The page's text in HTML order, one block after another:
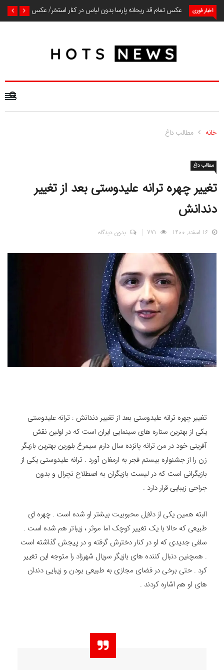
اخبار فوری عکس تمام قد ریحانه پارسا بدون لباس در کنار استخر/ عکس
خانه مطالب داغ
مطالب داغ
تغییر چهره ترانه علیدوستی بعد از تغییر
دندانش
16 اسفند, 1400 بدون دیدگاه
تغییر چهره ترانه علیدوستی بعد از تغییر دندانش : ترانه علیدوستی
یکی از بهترین ستاره های سینمایی ایران است که در اولین نقش
آفرینی خود در من ترانه پانزده سال دارم سیمرغ بلورین بهترین بازیگر
زن را از جشنواره بیستم فجر به ارمغان آورد . ترانه علیدوستی یکی از
بازیگرانی است که در لیست بازیگران به اصطلاح نچرال و بدون
جراحی زیبایی قرار دارد .
البته همین یکی از دلایل محبوبیت بیشتر او شده است . چهره ای
طبیعی که حالا با یک تغییر کوچک اما موثر ، زیباتر هم شده است .
سلفی جدیدی که او در کنار دخترش گرفته و در پیجش گذاشته است
. همچنین دنبال کننده های بازیگر سریال شهرزاد را متوجه این تغییر
کرد . حتی برخی در فضای مجازی به طبیعی بودن و زیبایی دندان
های او هم اشاره کردند .